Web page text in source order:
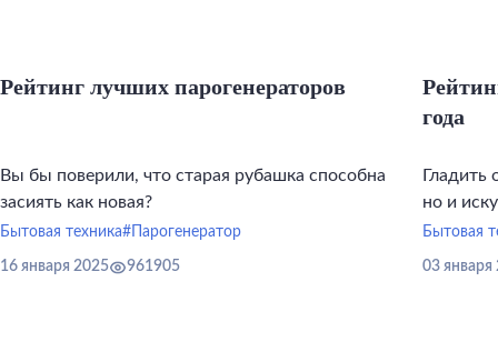
Рейтинг лучших парогенераторов
Вы бы поверили, что старая рубашка способна
засиять как новая?
Бытовая техника#Парогенератор
16 января 2025 961905
года
Гладить
но и
Бытовая
03 января